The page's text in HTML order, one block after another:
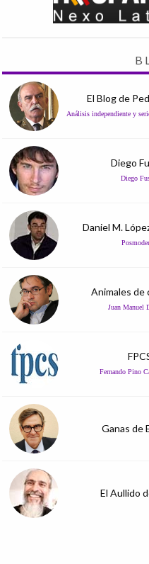
El Blog de
Análisis independiente y
Diego
Diego
Daniel M.
Animales de
Juan Manuel
Fernando Pino
Ganas de
El Aullido